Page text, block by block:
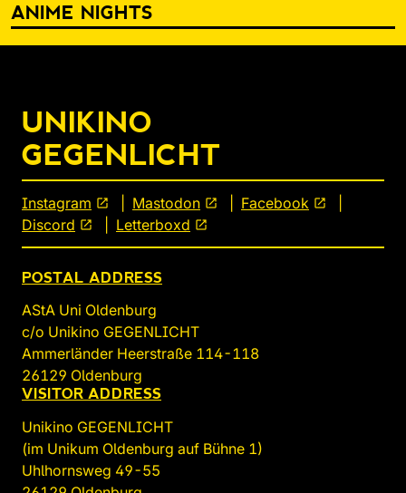
ANIME NIGHTS
UNIKINO
GEGENLICHT
Instagram open_in_new Mastodon open_in_new Facebook open_in_new
Discord open_in_new Letterboxd open_in_new
POSTAL ADDRESS
AStA Uni Oldenburg
c/o Unikino GEGENLICHT
Ammerländer Heerstraße 114-118
26129 Oldenburg
VISITOR ADDRESS
Unikino GEGENLICHT
(im Unikum Oldenburg auf Bühne 1)
Uhlhornsweg 49-55